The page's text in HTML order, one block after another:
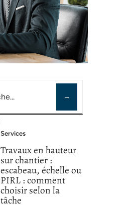
Services
Travaux en hauteur
sur chantier :
escabeau, échelle ou
PIRL : comment
choisir selon la
tâche